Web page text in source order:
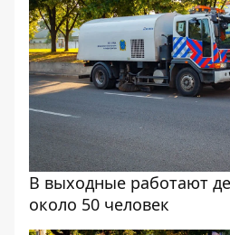
В выходные работают
около 50 человек